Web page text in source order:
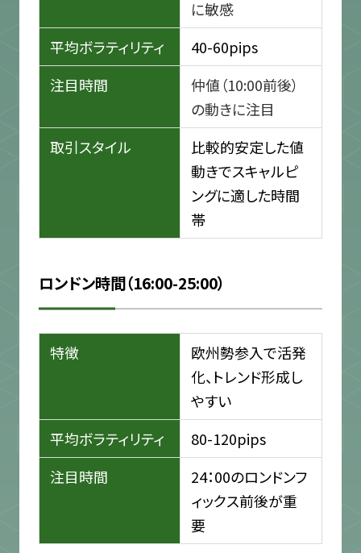
に敏感
平均ボラティリティ
40-60pips
注目時間
仲値（10:00前後）
の動きに注目
取引スタイル
比較的安定した値
動きでスキャルピ
ングに適した時間
帯
ロンドン時間（16:00-25:00）
特徴
欧州勢参入で活発
化、トレンド形成し
やすい
平均ボラティリティ
80-120pips
注目時間
24：00のロンドンフ
ィックス前後が重
要